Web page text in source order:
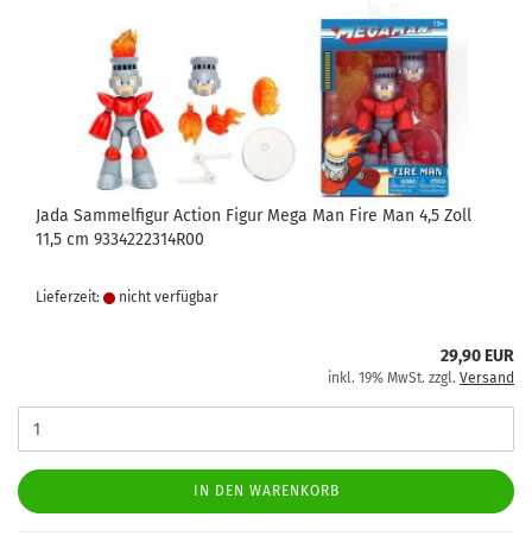
Jada Sammelfigur Action Figur Mega Man Fire Man 4,5 Zoll
11,5 cm 9334222314R00
Lieferzeit: nicht verfügbar
29,90 EUR
inkl. 19% MwSt. zzgl. Versand
IN DEN WARENKORB